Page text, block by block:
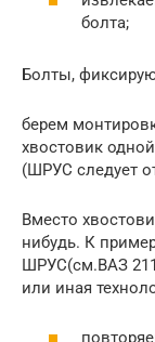
болта;
Болты,
берем
хвостовик
(ШРУС следует
Вместо
нибудь. К
ШРУС(см.ВАЗ
или иная